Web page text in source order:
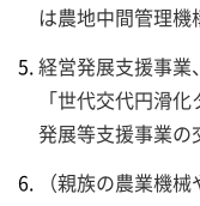
は農地中間管理機
経営発展支援事業
「世代交代円滑
発展等支援事業の
（親族の農業機